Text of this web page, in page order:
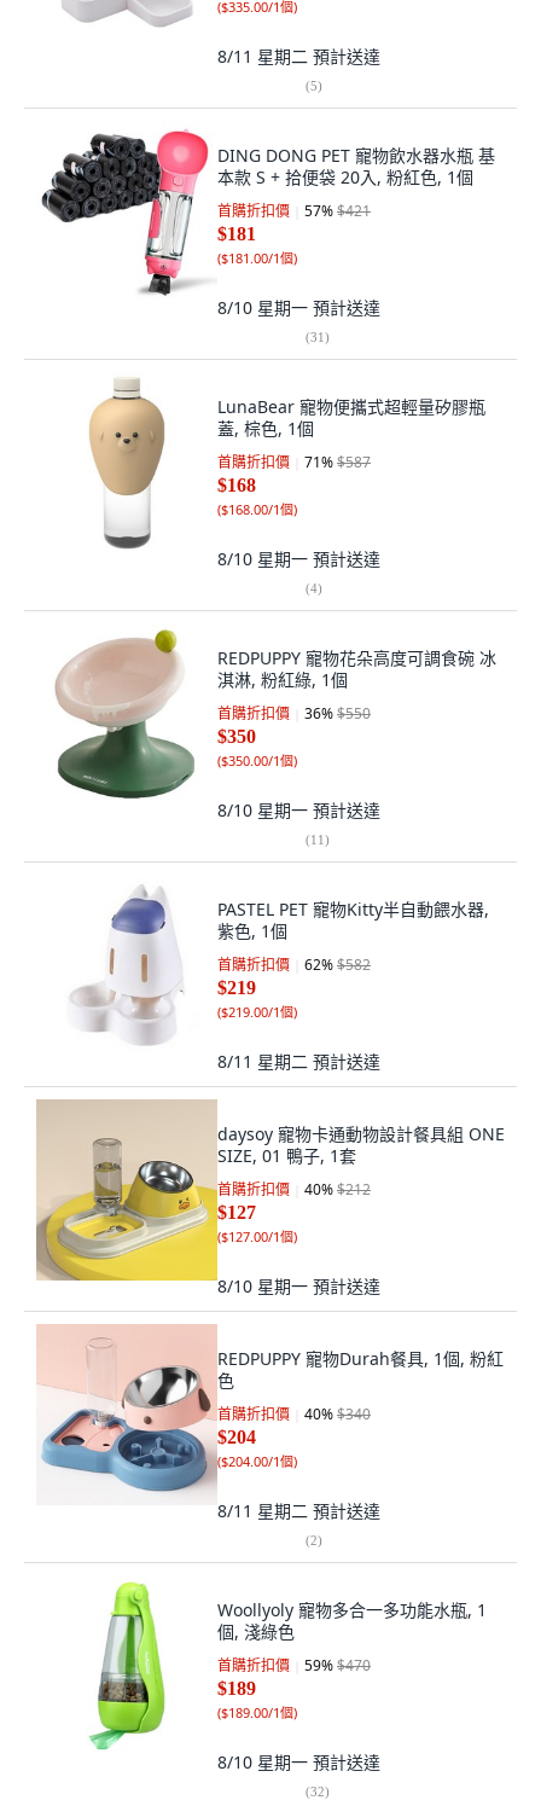
($335.00/1個)
8/11 星期二 預計送達
(5)
DING DONG PET 寵物飲水器水瓶 基
本款 S + 拾便袋 20入, 粉紅色, 1個
首購折扣價 57%$421
$181
($181.00/1個)
8/10 星期一 預計送達
(31)
LunaBear 寵物便攜式超輕量矽膠瓶
蓋, 棕色, 1個
首購折扣價 71%$587
$168
($168.00/1個)
8/10 星期一 預計送達
(4)
REDPUPPY 寵物花朵高度可調食碗 冰
淇淋, 粉紅綠, 1個
首購折扣價 36%$550
$350
($350.00/1個)
8/10 星期一 預計送達
(11)
PASTEL PET 寵物Kitty半自動餵水器,
紫色, 1個
首購折扣價 62%$582
$219
($219.00/1個)
8/11 星期二 預計送達
daysoy 寵物卡通動物設計餐具組 ONE
SIZE, 01 鴨子, 1套
首購折扣價 40%$212
$127
($127.00/1個)
8/10 星期一 預計送達
REDPUPPY 寵物Durah餐具, 1個, 粉紅
色
首購折扣價 40%$340
$204
($204.00/1個)
8/11 星期二 預計送達
(2)
Woollyoly 寵物多合一多功能水瓶, 1
個, 淺綠色
首購折扣價 59%$470
$189
($189.00/1個)
8/10 星期一 預計送達
(32)